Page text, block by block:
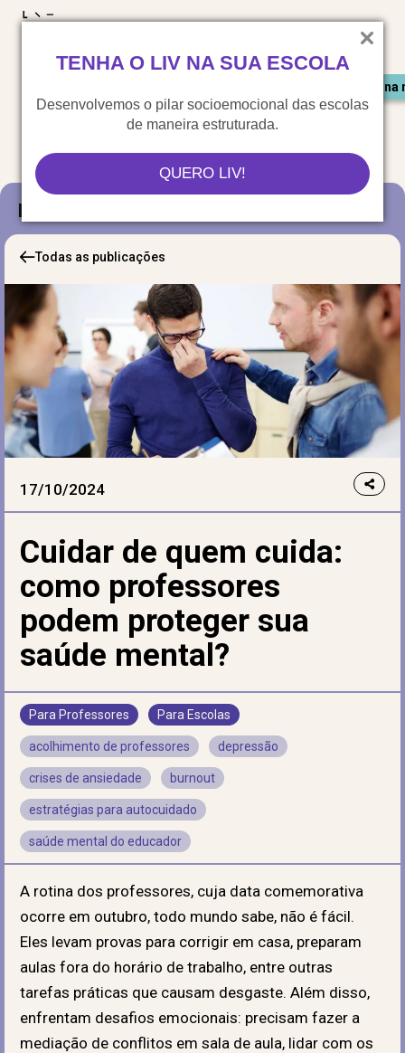
TENHA O LIV NA SUA ESCOLA
Desenvolvemos o pilar socioemocional das escolas
de maneira estruturada.
QUERO LIV!
Saiu
Blog
Todas as publicações
17/10/2024
Cuidar de quem cuida:
como professores
podem proteger sua
saúde mental?
Para Professores Para Escolas
acolhimento de professores depressão
crises de ansiedade burnout
estratégias para autocuidado
saúde mental do educador
A rotina dos professores, cuja data comemorativa
ocorre em outubro, todo mundo sabe, não é fácil.
Eles levam provas para corrigir em casa, preparam
aulas fora do horário de trabalho, entre outras
tarefas práticas que causam desgaste. Além disso,
enfrentam desafios emocionais: precisam fazer a
mediação de conflitos em sala de aula, lidar com os